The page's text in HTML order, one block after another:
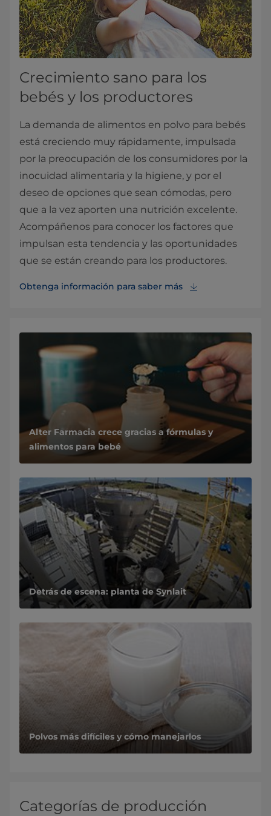
Crecimiento sano para los
bebés y los productores
La demanda de alimentos en polvo para bebés
está creciendo muy rápidamente, impulsada
por la preocupación de los consumidores por la
inocuidad alimentaria y la higiene, y por el
deseo de opciones que sean cómodas, pero
que a la vez aporten una nutrición excelente.
Acompáñenos para conocer los factores que
impulsan esta tendencia y las oportunidades
que se están creando para los productores.
Obtenga información para saber más
Alter Farmacia crece gracias a fórmulas y
alimentos para bebé
Detrás de escena: planta de Synlait
Polvos más difíciles y cómo manejarlos
Categorías de producción